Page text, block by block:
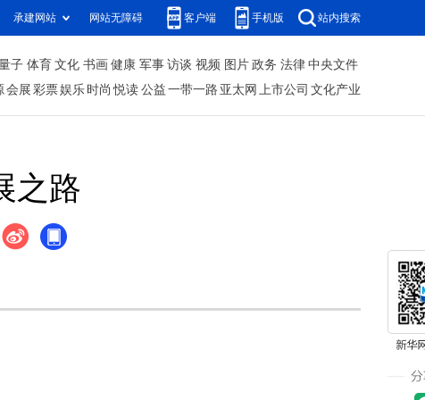
承建网站 网站无障碍 客户端 手机版 站内搜索
子 体育 文化 书画 健康 军事 访谈 视频 图片 政务 法律 中央文件
会展 彩票娱乐 时尚 悦读 公益 一带一路 亚太网 上市公司 文化产业
之路